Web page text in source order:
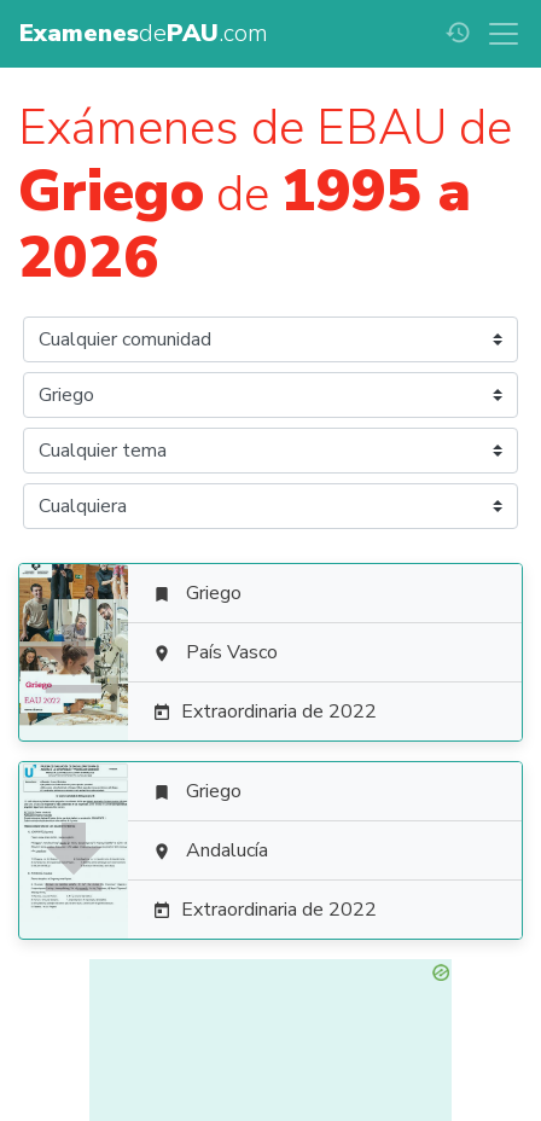
ExamenesdePAU.com history
Exámenes de EBAU de
Griego de 1995 a
2026

 Griego
 País Vasco
 Extraordinaria de 2022

 Griego
 Andalucía
 Extraordinaria de 2022